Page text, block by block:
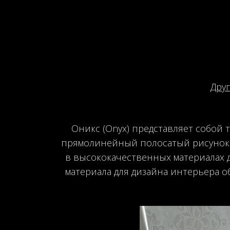
Оникс (Onyx) представляет
прямолинейный полосатый рисунок.
в высококачественных
материала для дизайна интерьера